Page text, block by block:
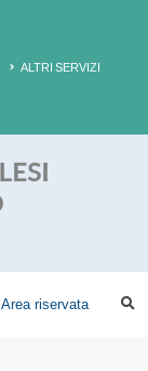
ALTRI SERVIZI
Area riservata